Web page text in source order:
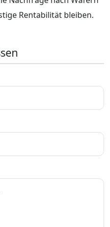
Rentabilität bleiben.